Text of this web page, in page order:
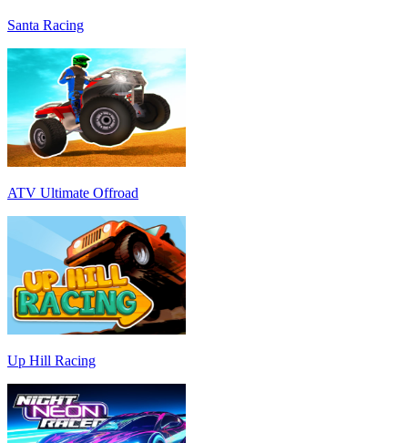
Santa Racing
ATV Ultimate Offroad
Up Hill Racing